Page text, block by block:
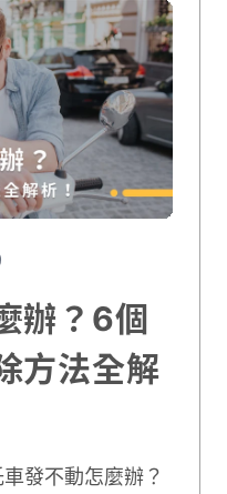
辦？6個
方法全解
發不動怎麼辦？